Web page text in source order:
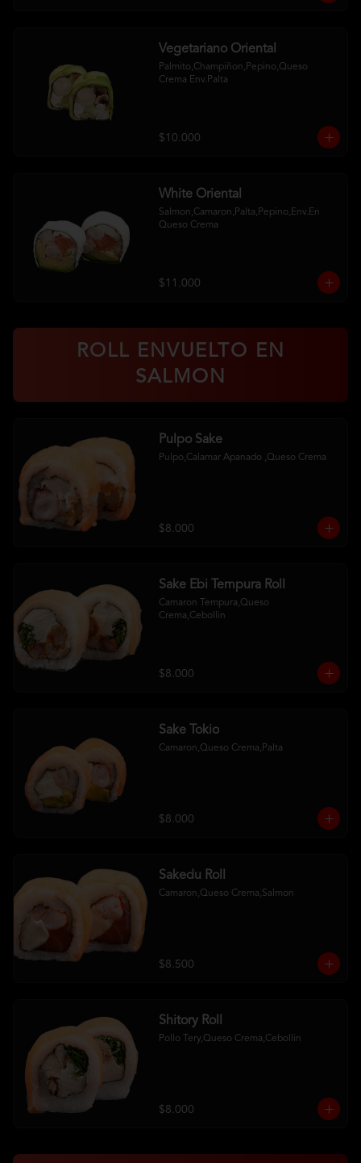
Vegetariano Oriental
Palmito,Champiñon,Pepino,Queso
Crema Env.Palta
$10.000
White Oriental
Salmon,Camaron,Palta,Pepino,Env.En
Queso Crema
$11.000
ROLL ENVUELTO EN
SALMON
Pulpo Sake
Pulpo,Calamar Apanado ,Queso Crema
$8.000
Sake Ebi Tempura Roll
Camaron Tempura,Queso
Crema,Cebollin
$8.000
Sake Tokio
Camaron,Queso Crema,Palta
$8.000
Sakedu Roll
Camaron,Queso Crema,Salmon
$8.500
Shitory Roll
Pollo Tery,Queso Crema,Cebollin
$8.000